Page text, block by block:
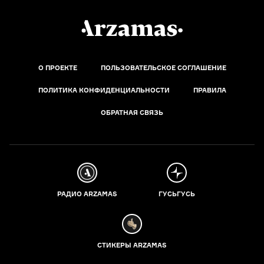
О ПРОЕКТЕ ПОЛЬЗОВАТЕЛЬСКОЕ СОГЛАШЕНИЕ
ПОЛИТИКА КОНФИДЕНЦИАЛЬНОСТИ ПРАВИЛА
ОБРАТНАЯ СВЯЗЬ
РАДИО ARZAMAS ГУСЬГУСЬ
СТИКЕРЫ ARZAMAS